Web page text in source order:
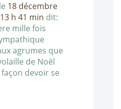
le 18 décembre
h 41 min dit:
mille fois
agrumes que
de Noël
devoir se